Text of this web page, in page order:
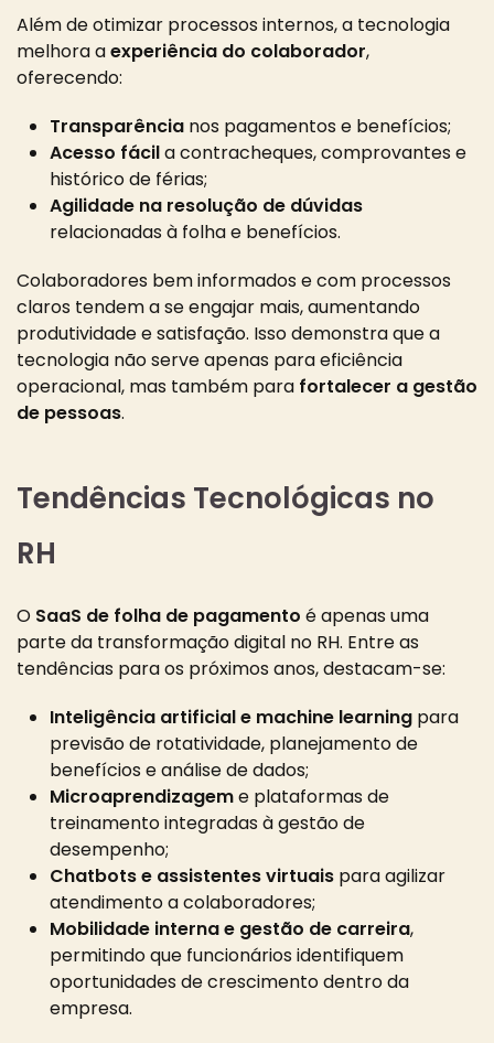
Além de otimizar processos internos, a tecnologia
melhora aexperiência do colaborador,
oferecendo:
Transparência nos pagamentos e benefícios;
Acesso fácila contracheques, comprovantes e
histórico de férias;
Agilidade na resolução de dúvidas
relacionadas à folha e benefícios.
Colaboradores bem informados e com processos
claros tendem a se engajar mais, aumentando
produtividade e satisfação. Isso demonstra que a
tecnologia não serve apenas para eficiência
operacional, mas também para fortalecer a gestão
de pessoas.
Tendências Tecnológicas no
RH
O SaaS de folha de pagamento é apenas uma
parte da transformação digital no RH. Entre as
tendências para os próximos anos, destacam-se:
Inteligência artificial e machine learning para
previsão de rotatividade, planejamento de
benefícios e análise de dados;
Microaprendizageme plataformas de
treinamento integradas à gestão de
desempenho;
Chatbots e assistentes virtuais para agilizar
atendimento a colaboradores;
Mobilidade interna e gestão de carreira,
permitindo que funcionários identifiquem
oportunidades de crescimento dentro da
empresa.